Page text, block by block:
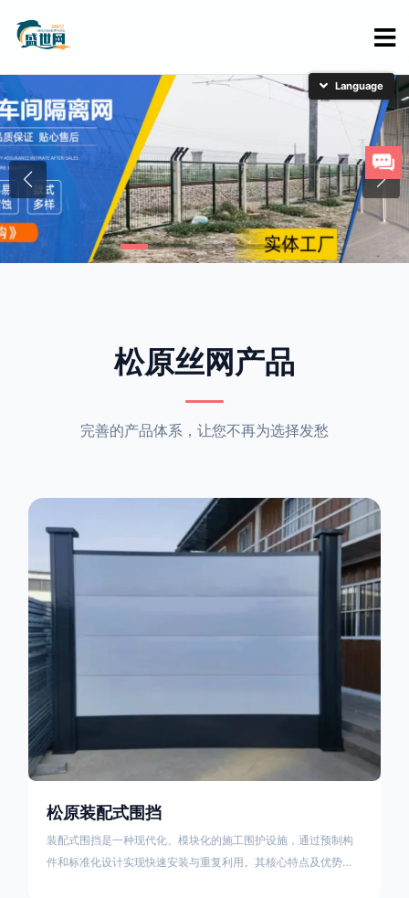
松原丝网产品
完善的产品体系，让您不再为选择发愁
松原装配式围挡
装配式围挡是一种现代化、模块化的施工围护设施，通过预制构
件和标准化设计实现快速安装与重复利用。其核心特点及优势如
简体中文
English
日本語
한국어